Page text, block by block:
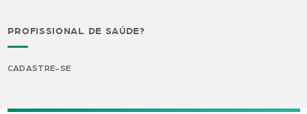
PROFISSIONAL DE SAÚDE?
CADASTRE-SE